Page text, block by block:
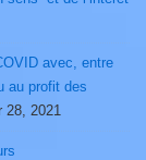
avec, entre
au profit des
28, 2021